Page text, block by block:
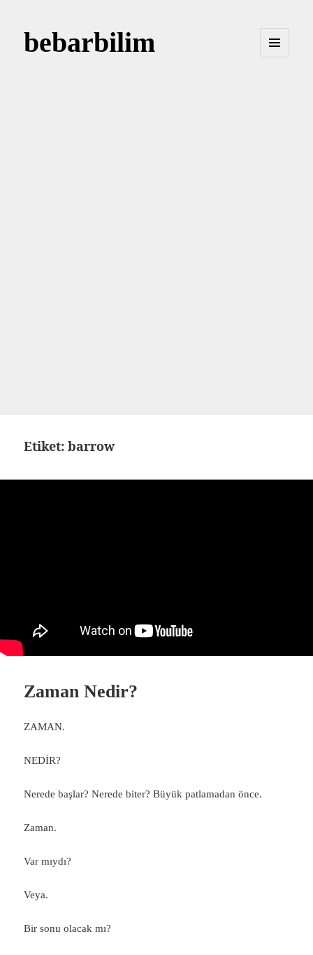
bebarbilim
Etiket:barrow
Zaman Nedir?
ZAMAN.
NEDİR?
Nerede başlar? Nerede biter? Büyük patlamadan önce.
Zaman.
Var mıydı?
Veya.
Bir sonu olacak mı?